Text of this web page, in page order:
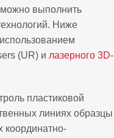
выполнить
Ниже
(UR) и лазерного 3D-
пластиковой
линиях образцы
координатно-